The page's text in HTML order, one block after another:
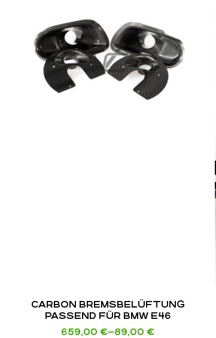
CARBON BREMS­BELÜFTUNG
PASSEND FÜR BMW E46
89,00 €
–
659,00 €